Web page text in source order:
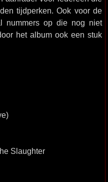
tijdperken. Ook voor de
nummers op die nog niet
het album ook een stuk
Slaughter